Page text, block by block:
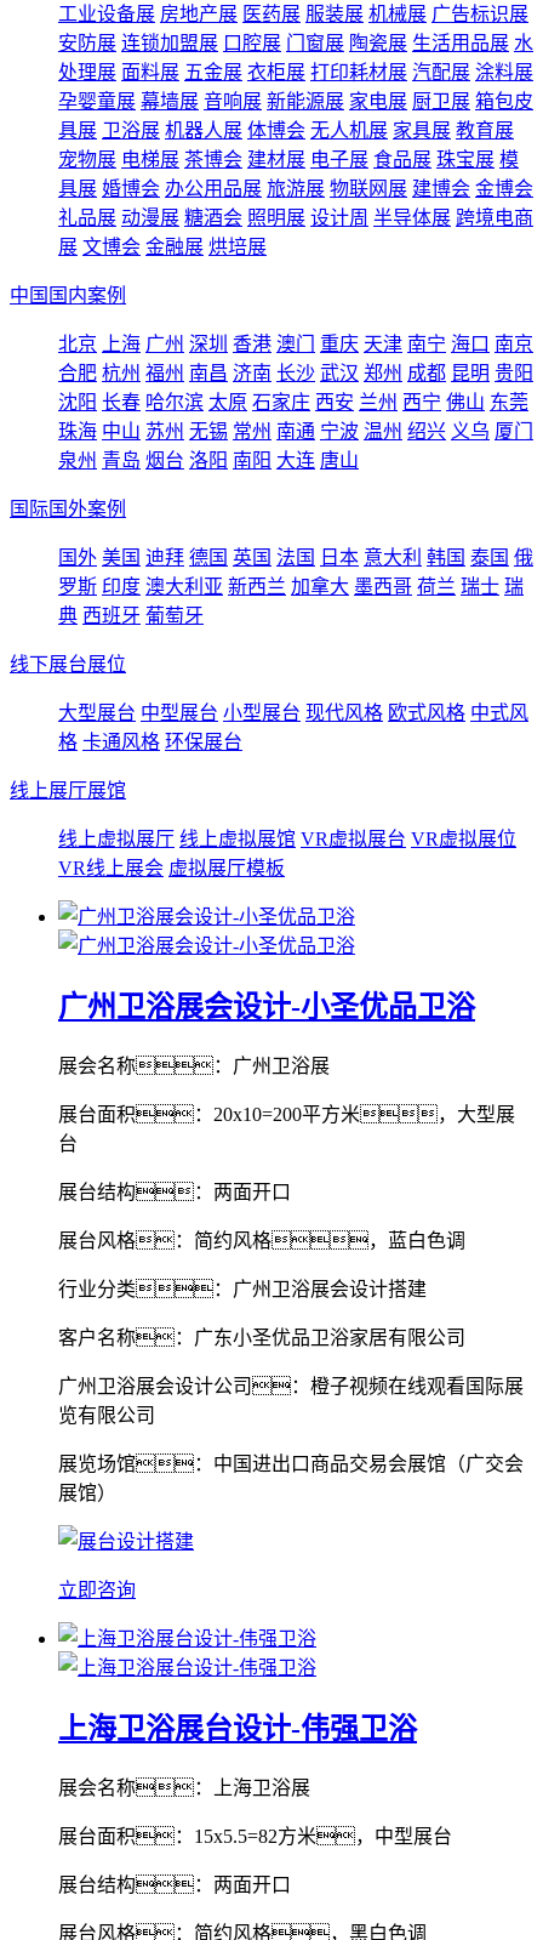
工业设备展 房地产展 医药展 服装展 机械展 广告标识展
安防展 连锁加盟展 口腔展 门窗展 陶瓷展 生活用品展 水
处理展 面料展 五金展 衣柜展 打印耗材展 汽配展 涂料展
孕婴童展 幕墙展 音响展 新能源展 家电展 厨卫展 箱包皮
具展 卫浴展 机器人展 体博会 无人机展 家具展 教育展
宠物展 电梯展 茶博会 建材展 电子展 食品展 珠宝展 模
具展 婚博会 办公用品展 旅游展 物联网展 建博会 金博会
礼品展 动漫展 糖酒会 照明展 设计周 半导体展 跨境电商
展 文博会 金融展 烘培展
中国国内案例
北京 上海 广州 深圳 香港 澳门 重庆 天津 南宁 海口 南京
合肥 杭州 福州 南昌 济南 长沙 武汉 郑州 成都 昆明 贵阳
沈阳 长春 哈尔滨 太原 石家庄 西安 兰州 西宁 佛山 东莞
珠海 中山 苏州 无锡 常州 南通 宁波 温州 绍兴 义乌 厦门
泉州 青岛 烟台 洛阳 南阳 大连 唐山
国际国外案例
国外 美国 迪拜 德国 英国 法国 日本 意大利 韩国 泰国 俄
罗斯 印度 澳大利亚 新西兰 加拿大 墨西哥 荷兰 瑞士 瑞
典 西班牙 葡萄牙
线下展台展位
大型展台 中型展台 小型展台 现代风格 欧式风格 中式风
格 卡通风格 环保展台
线上展厅展馆
线上虚拟展厅 线上虚拟展馆 VR虚拟展台 VR虚拟展位
VR线上展会 虚拟展厅模板
广州卫浴展会设计-小圣优品卫浴
展会名称：广州卫浴展
展台面积：20x10=200平方米，大型展
台
展台结构：两面开口
展台风格：简约风格，蓝白色调
行业分类：广州卫浴展会设计搭建
客户名称：广东小圣优品卫浴家居有限公司
广州卫浴展会设计公司：橙子视频在线观看国际展
览有限公司
展览场馆：中国进出口商品交易会展馆（广交会
展馆）
立即咨询
上海卫浴展台设计-伟强卫浴
展会名称：上海卫浴展
展台面积：15x5.5=82方米，中型展台
展台结构：两面开口
展台风格：简约风格，黑白色调